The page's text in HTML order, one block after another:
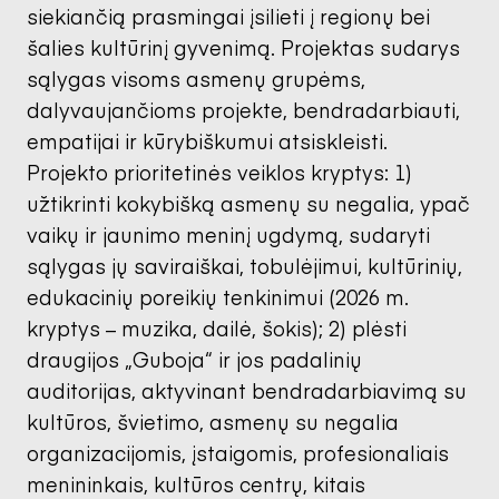
siekiančią prasmingai įsilieti į regionų bei
šalies kultūrinį gyvenimą. Projektas sudarys
sąlygas visoms asmenų grupėms,
dalyvaujančioms projekte, bendradarbiauti,
empatijai ir kūrybiškumui atsiskleisti.
Projekto prioritetinės veiklos kryptys: 1)
užtikrinti kokybišką asmenų su negalia, ypač
vaikų ir jaunimo meninį ugdymą, sudaryti
sąlygas jų saviraiškai, tobulėjimui, kultūrinių,
edukacinių poreikių tenkinimui (2026 m.
kryptys – muzika, dailė, šokis); 2) plėsti
draugijos „Guboja“ ir jos padalinių
auditorijas, aktyvinant bendradarbiavimą su
kultūros, švietimo, asmenų su negalia
organizacijomis, įstaigomis, profesionaliais
menininkais, kultūros centrų, kitais